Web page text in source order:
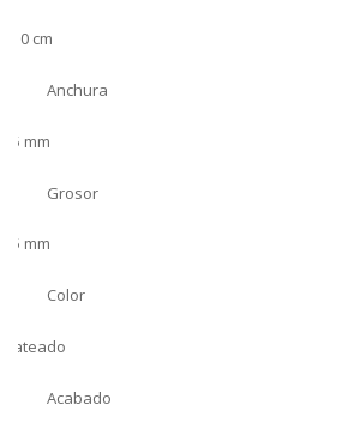
6.10 cm
Anchura
3.5 mm
Grosor
3.5 mm
Color
Plateado
Acabado